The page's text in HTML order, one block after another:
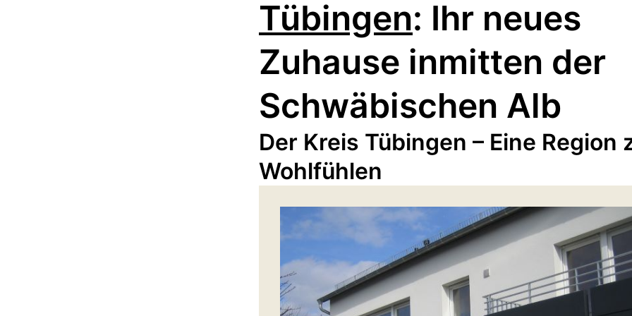
Tübingen: Ihr neues
Zuhause inmitten der
Schwäbischen Alb
Der Kreis Tübingen – Eine Region
Wohlfühlen